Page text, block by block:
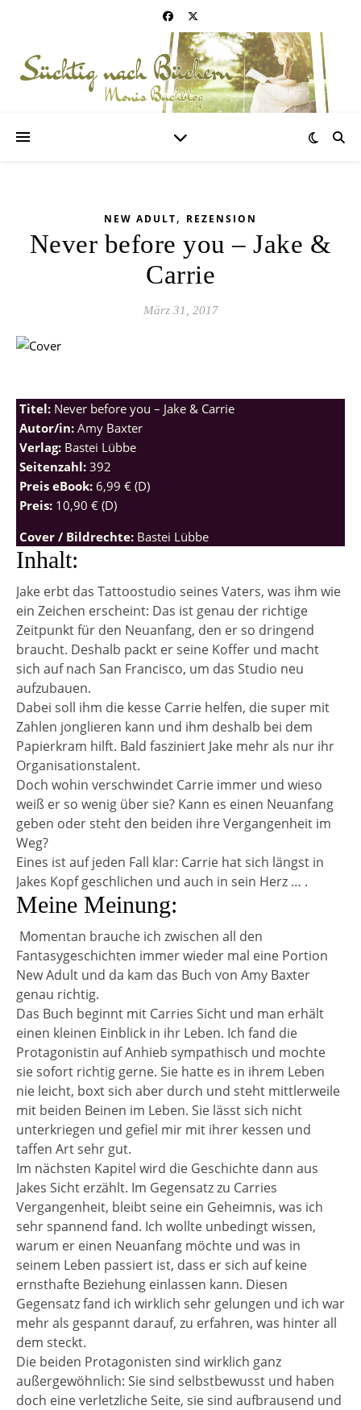
NEW ADULT, REZENSION
Never before you – Jake &
Carrie
März 31, 2017
Titel: Never before you – Jake & Carrie
Autor/in: Amy Baxter
Verlag: Bastei Lübbe
Seitenzahl: 392
Preis eBook: 6,99 € (D)
Preis: 10,90 € (D)
Cover / Bildrechte: Bastei Lübbe
Inhalt:
Jake erbt das Tattoostudio seines Vaters, was ihm wie
ein Zeichen erscheint: Das ist genau der richtige
Zeitpunkt für den Neuanfang, den er so dringend
braucht. Deshalb packt er seine Koffer und macht
sich auf nach San Francisco, um das Studio neu
aufzubauen.
Dabei soll ihm die kesse Carrie helfen, die super mit
Zahlen jonglieren kann und ihm deshalb bei dem
Papierkram hilft. Bald fasziniert Jake mehr als nur ihr
Organisationstalent.
Doch wohin verschwindet Carrie immer und wieso
weiß er so wenig über sie? Kann es einen Neuanfang
geben oder steht den beiden ihre Vergangenheit im
Weg?
Eines ist auf jeden Fall klar: Carrie hat sich längst in
Jakes Kopf geschlichen und auch in sein Herz … .
Meine Meinung:
Momentan brauche ich zwischen all den
Fantasygeschichten immer wieder mal eine Portion
New Adult und da kam das Buch von Amy Baxter
genau richtig.
Das Buch beginnt mit Carries Sicht und man erhält
einen kleinen Einblick in ihr Leben. Ich fand die
Protagonistin auf Anhieb sympathisch und mochte
sie sofort richtig gerne. Sie hatte es in ihrem Leben
nie leicht, boxt sich aber durch und steht mittlerweile
mit beiden Beinen im Leben. Sie lässt sich nicht
unterkriegen und gefiel mir mit ihrer kessen und
taffen Art sehr gut.
Im nächsten Kapitel wird die Geschichte dann aus
Jakes Sicht erzählt. Im Gegensatz zu Carries
Vergangenheit, bleibt seine ein Geheimnis, was ich
sehr spannend fand. Ich wollte unbedingt wissen,
warum er einen Neuanfang möchte und was in
seinem Leben passiert ist, dass er sich auf keine
ernsthafte Beziehung einlassen kann. Diesen
Gegensatz fand ich wirklich sehr gelungen und ich war
mehr als gespannt darauf, zu erfahren, was hinter all
dem steckt.
Die beiden Protagonisten sind wirklich ganz
außergewöhnlich: Sie sind selbstbewusst und haben
doch eine verletzliche Seite, sie sind aufbrausend und